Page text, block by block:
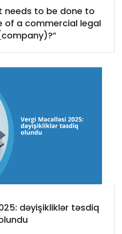
needs to be done to
of a commercial legal
dəyişikliklər təsdiq